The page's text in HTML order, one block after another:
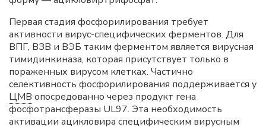
Первая стадия фосфорилирования требует
активности вирус-специфических ферментов. Для
ВПГ, ВЗВ и ВЭБ таким ферментом является вирусная
тимидинкиназа, которая присутствует только в
пораженных вирусом клетках. Частично
селективность фосфорилирования поддерживается у
ЦМВ опосредованно через продукт гена
фосфотрансферазы UL97. Эта необходимость
активации ацикловира специфическим вирусным